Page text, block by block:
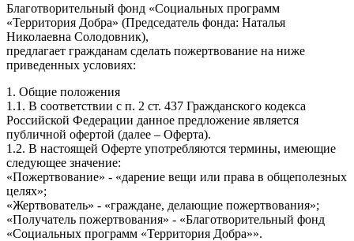
Благотворительный фонд «Социальных программ
«Территория Добра» (Председатель фонда: Наталья
Николаевна Солодовник),
предлагает гражданам сделать пожертвование на ниже
приведенных условиях:
1. Общие положения
1.1. В соответствии с п. 2 ст. 437 Гражданского кодекса
Российской Федерации данное предложение является
публичной офертой (далее – Оферта).
1.2. В настоящей Оферте употребляются термины, имеющие
следующее значение:
«Пожертвование» - «дарение вещи или права в общеполезных
целях»;
«Жертвователь» - «граждане, делающие пожертвования»;
«Получатель пожертвования» - «Благотворительный фонд
«Социальных программ «Территория Добра»».